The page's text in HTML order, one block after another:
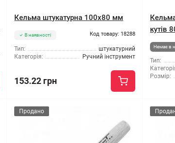
Кельма штукатурна 100x80 мм
В наявності Код товару: 18288
Тип:
штукатурний
Категорія:
Ручний інструмент
153.22 грн
кутів
Немає в
Тип:
Розмір:
Продано